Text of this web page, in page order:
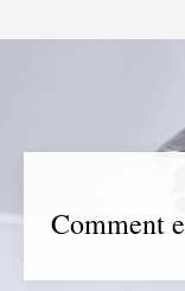
Comment